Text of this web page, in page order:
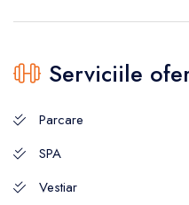
Serviciile
Parcare
SPA
Vestiar